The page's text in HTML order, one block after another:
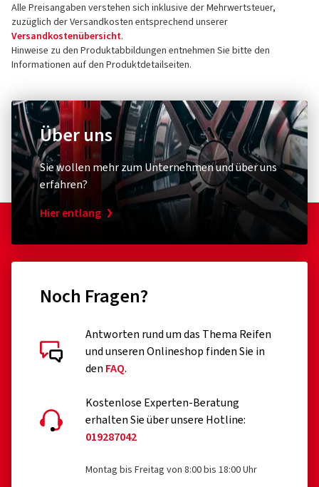
Alle Preisangaben verstehen sich inklusive der Mehrwertsteuer,
zuzüglich der Versandkosten entsprechend unserer
Versandkostenübersicht.
Hinweise zu den Produktabbildungen entnehmen Sie bitte den
Informationen auf den Produktdetailseiten.
Über uns
Sie wollen mehr zum Unternehmen und über uns
erfahren?
Hier entlang
Noch Fragen?
Antworten rund um das Thema Reifen
und unseren Onlineshop finden Sie in
den FAQ.
Kostenlose Experten-Beratung
erhalten Sie über unsere Hotline:
019287042
Montag bis Freitag von 8:00 bis 18:00 Uhr